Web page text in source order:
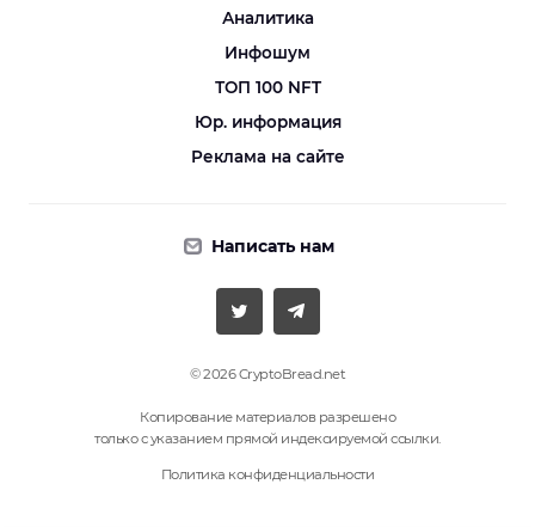
Аналитика
Инфошум
ТОП 100 NFT
Юр. информация
Реклама на сайте
Написать нам
© 2026 CryptoBread.net
Копирование материалов разрешено
только с указанием прямой индексируемой ссылки.
Политика конфиденциальности